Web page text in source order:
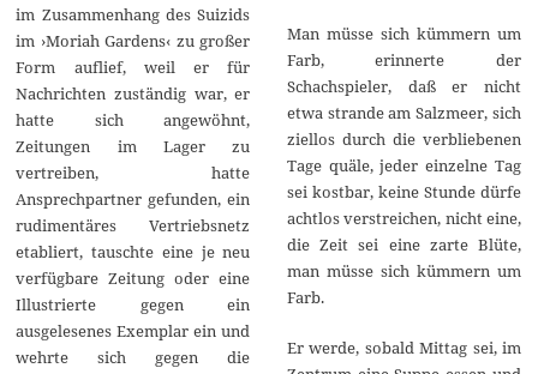
im Zusammenhang des Suizids
im ›Moriah Gardens‹ zu großer
Form auflief, weil er für
Nachrichten zuständig war, er
hatte sich angewöhnt,
Zeitungen im Lager zu
vertreiben, hatte
Ansprechpartner gefunden, ein
rudimentäres Vertriebsnetz
etabliert, tauschte eine je neu
verfügbare Zeitung oder eine
Illustrierte gegen ein
ausgelesenes Exemplar ein und
wehrte sich gegen die
Man müsse sich kümmern um
Farb, erinnerte der
Schachspieler, daß er nicht
etwa strande am Salzmeer, sich
ziellos durch die verbliebenen
Tage quäle, jeder einzelne Tag
sei kostbar, keine Stunde dürfe
achtlos verstreichen, nicht eine,
die Zeit sei eine zarte Blüte,
man müsse sich kümmern um
Farb.
Er werde, sobald Mittag sei, im